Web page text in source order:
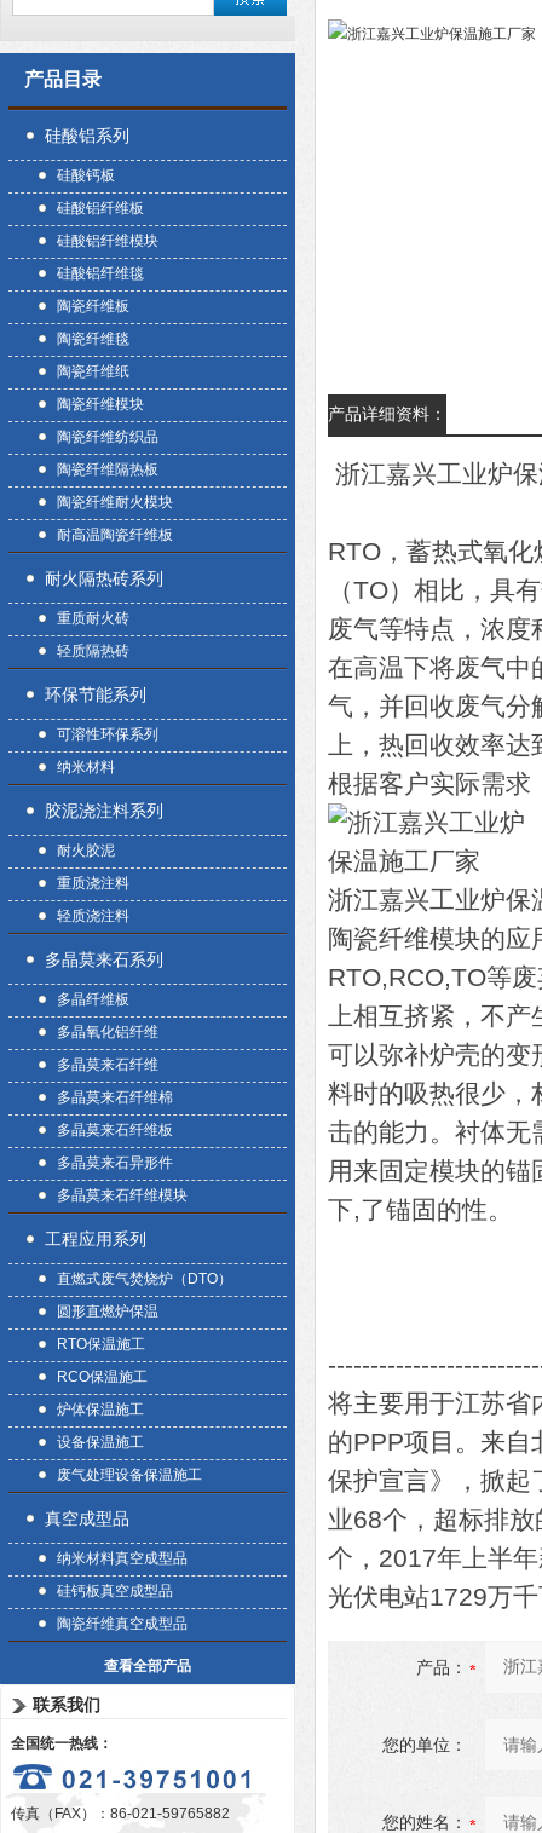
产品目录
硅酸铝系列
硅酸钙板
硅酸铝纤维板
硅酸铝纤维模块
硅酸铝纤维毯
陶瓷纤维板
陶瓷纤维毯
陶瓷纤维纸
陶瓷纤维模块
陶瓷纤维纺织品
陶瓷纤维隔热板
陶瓷纤维耐火模块
耐高温陶瓷纤维板
耐火隔热砖系列
重质耐火砖
轻质隔热砖
环保节能系列
可溶性环保系列
纳米材料
胶泥浇注料系列
耐火胶泥
重质浇注料
轻质浇注料
多晶莫来石系列
多晶纤维板
多晶氧化铝纤维
多晶莫来石纤维
多晶莫来石纤维棉
多晶莫来石纤维板
多晶莫来石异形件
多晶莫来石纤维模块
工程应用系列
直燃式废气焚烧炉（DTO）
圆形直燃炉保温
RTO保温施工
RCO保温施工
炉体保温施工
设备保温施工
废气处理设备保温施工
真空成型品
纳米材料真空成型品
硅钙板真空成型品
陶瓷纤维真空成型品
查看全部产品
联系我们
全国统一热线：
传真（FAX）：86-021-59765882
产品详细资料：
浙江嘉兴工业炉
RTO，蓄热式氧
（TO）相比，具
废气等特点，浓
在高温下将废气中
气，并回收废气分
上，热回收效率达
根据客户实际需求
浙江嘉兴工业炉保
陶瓷纤维模块的
RTO,RCO,TO等
上相互挤紧，不产
可以弥补炉壳的变
料时的吸热很少，
击的能力。衬体无
用来固定模块的
下,了锚固的性。
将主要用于江苏省
的PPP项目。来自
保护宣言》，掀起
业68个，超标排
个，2017年上半
光伏电站1729万
产品：
您的单位：
您的姓名：